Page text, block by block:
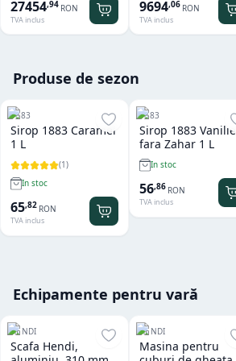
27454,94 RON
TVA inclus
9694,06 RON
TVA inclus
Produse de sezon
1883
Sirop 1883 Caramel
1 L
(1)
In stoc
65,82 RON
TVA inclus
1883
Sirop 1883 Vanilie
fara Zahar 1 L
In stoc
56,86 RON
TVA inclus
Echipamente pentru vară
HENDI
Scafa Hendi,
HENDI
Masina pentru